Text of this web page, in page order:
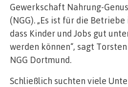
Gewerkschaft Nahrung-
(NGG). „Es ist für die
dass Kinder und Jobs gut
werden können“, sagt
NGG Dortmund.
Schließlich suchten viele